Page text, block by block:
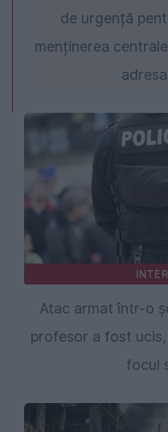
de urgență
menținerea
Atac armat într-o
profesor a fost
focul